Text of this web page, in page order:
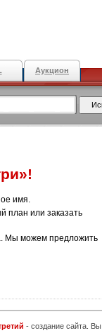
Аукцион
имя.
план или заказать
Мы можем предложить
- создание сайта. Вы